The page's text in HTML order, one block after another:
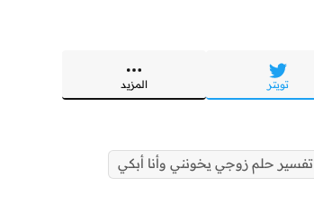
تويتر المزيد
تفسير حلم زوجي يخونني وأنا أبكي